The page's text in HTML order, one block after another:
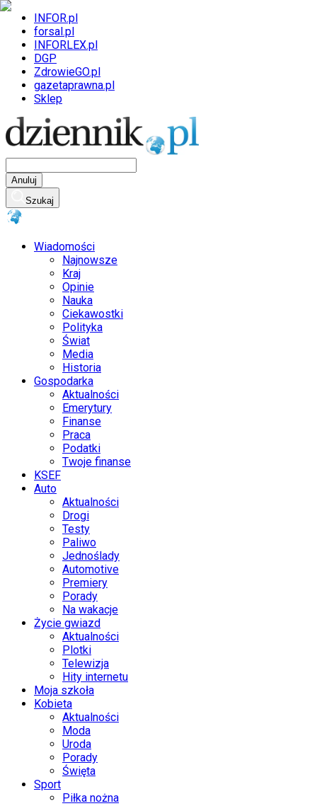
INFOR.pl
forsal.pl
INFORLEX.pl
DGP
ZdrowieGO.pl
gazetaprawna.pl
Sklep
Anuluj
Szukaj
Wiadomości
Najnowsze
Kraj
Opinie
Nauka
Ciekawostki
Polityka
Świat
Media
Historia
Gospodarka
Aktualności
Emerytury
Finanse
Praca
Podatki
Twoje finanse
KSEF
Auto
Aktualności
Drogi
Testy
Paliwo
Jednoślady
Automotive
Premiery
Porady
Na wakacje
Życie gwiazd
Aktualności
Plotki
Telewizja
Hity internetu
Moja szkoła
Kobieta
Aktualności
Moda
Uroda
Porady
Święta
Sport
Piłka nożna